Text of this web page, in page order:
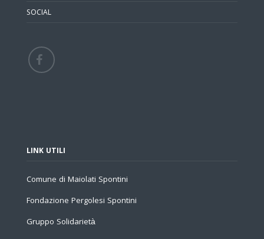
SOCIAL
LINK UTILI
Comune di Maiolati Spontini
Fondazione Pergolesi Spontini
Gruppo Solidarietà